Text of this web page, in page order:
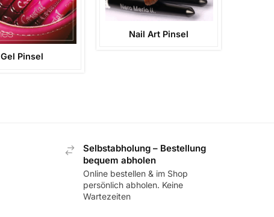
Gel Pinsel
Nail Art Pinsel
Selbstabholung – Bestellung
bequem abholen
Online bestellen & im Shop
persönlich abholen. Keine
Wartezeiten